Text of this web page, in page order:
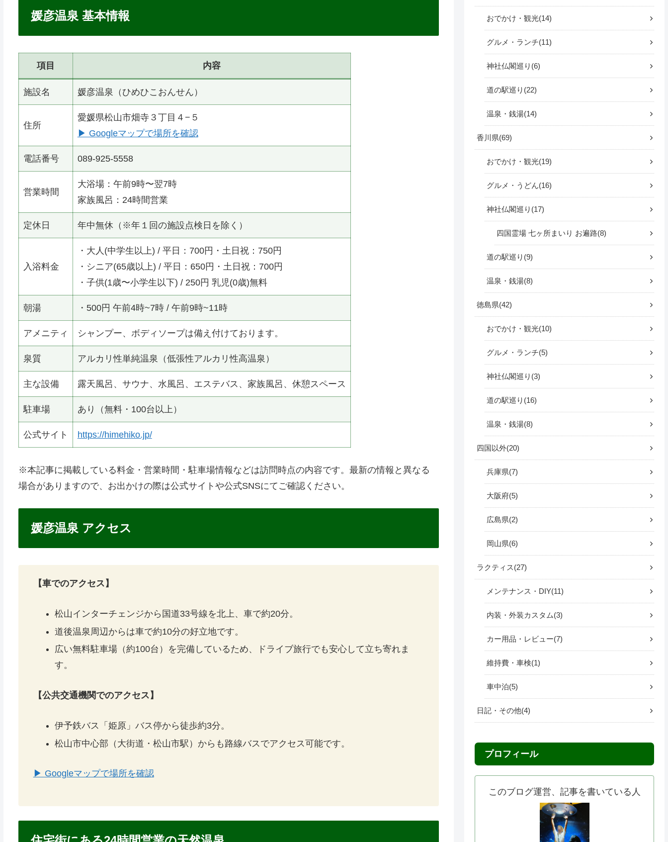
媛彦温泉 基本情報
項目 内容
施設名 媛彦温泉（ひめひこおんせん）
住所
愛媛県松山市畑寺３丁目４−５
▶ Googleマップで場所を確認
電話番号 089-925-5558
営業時間
大浴場：午前9時〜翌7時
家族風呂：24時間営業
定休日 年中無休（※年１回の施設点検日を除く）
入浴料金
・大人(中学生以上) / 平日：700円・土日祝：750円
・シニア(65歳以上) / 平日：650円・土日祝：700円
・子供(1歳〜小学生以下) / 250円 乳児(0歳)無料
朝湯 ・500円 午前4時~7時 / 午前9時~11時
アメニティ シャンプー、ボディソープは備え付けております。
泉質 アルカリ性単純温泉（低張性アルカリ性高温泉）
主な設備 露天風呂、サウナ、水風呂、エステバス、家族風呂、休憩スペース
駐車場 あり（無料・100台以上）
公式サイト https://himehiko.jp/
※本記事に掲載している料金・営業時間・駐車場情報などは訪問時点の内容です。最新の情報と異なる
場合がありますので、お出かけの際は公式サイトや公式SNSにてご確認ください。
媛彦温泉 アクセス
【車でのアクセス】
松山インターチェンジから国道33号線を北上、車で約20分。
道後温泉周辺からは車で約10分の好立地です。
広い無料駐車場（約100台）を完備しているため、ドライブ旅行でも安心して立ち寄れま
す。
【公共交通機関でのアクセス】
伊予鉄バス「姫原」バス停から徒歩約3分。
松山市中心部（大街道・松山市駅）からも路線バスでアクセス可能です。
▶ Googleマップで場所を確認
おでかけ・観光 14
グルメ・ランチ 11
神社仏閣巡り 6
道の駅巡り 22
温泉・銭湯 14
香川県 69
おでかけ・観光 19
グルメ・うどん 16
神社仏閣巡り 17
四国霊場 七ヶ所まいり お遍路 8
道の駅巡り 9
温泉・銭湯 8
徳島県 42
おでかけ・観光 10
グルメ・ランチ 5
神社仏閣巡り 3
道の駅巡り 16
温泉・銭湯 8
四国以外 20
兵庫県 7
大阪府 5
広島県 2
岡山県 6
ラクティス 27
メンテナンス・DIY 11
内装・外装カスタム 3
カー用品・レビュー 7
維持費・車検 1
車中泊 5
日記・その他 4
プロフィール
このブログ運営、記事を書いている人